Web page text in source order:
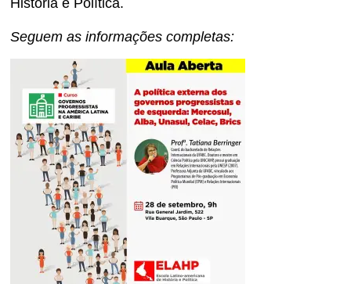
História e Política.
Seguem as informações completas: